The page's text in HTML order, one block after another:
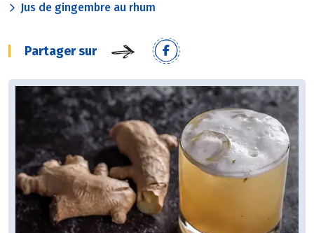
Jus de gingembre au rhum
Partager sur